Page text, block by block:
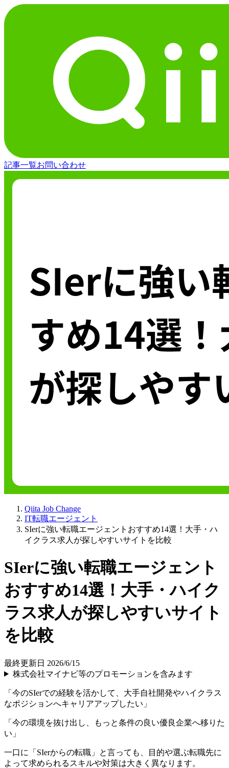
記事一覧お問い合わせ
Qiita Job Change
IT転職エージェント
SIerに強い転職エージェントおすすめ14選！大手・ハ
イクラス求人が探しやすいサイトを比較
SIerに強い転職エージェント
おすすめ14選！大手・ハイク
ラス求人が探しやすいサイト
を比較
最終更新日 2026/6/15
株式会社マイナビ等のプロモーションを含みます
「今のSIerでの経験を活かして、大手自社開発やハイクラス
なポジションへキャリアアップしたい」
「今の環境を抜け出し、もっと条件の良い優良企業へ移りた
い」
一口に「SIerからの転職」と言っても、目的や選ぶ転職先に
よって求められるスキルや対策は大きく異なります。